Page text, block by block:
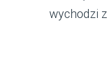
wychodzi z